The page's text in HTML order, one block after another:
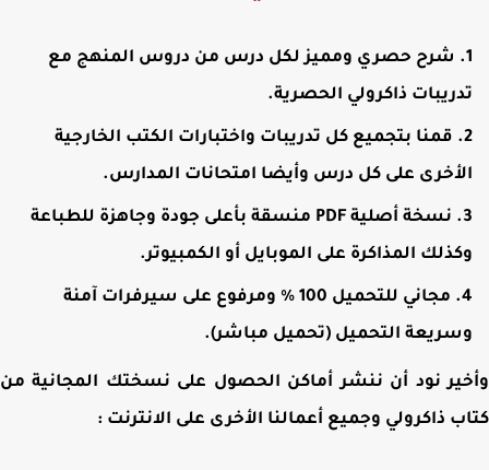
شرح حصري ومميز لكل درس من دروس المنهج مع
ذاكرولي الحصرية.
قمنا بتجميع كل تدريبات واختبارات الكتب الخارجية
على كل درس وأيضا امتحانات المدارس.
نسخة أصلية PDF منسقة بأعلى جودة وجاهزة للطباعة
المذاكرة على الموبايل أو الكمبيوتر.
مجاني للتحميل 100 % ومرفوع على سيرفرات آمنة
التحميل (تحميل مباشر).
نود أن ننشر أماكن الحصول على نسختك المجانية من
ذاكرولي وجميع أعمالنا الأخرى على الانترنت :